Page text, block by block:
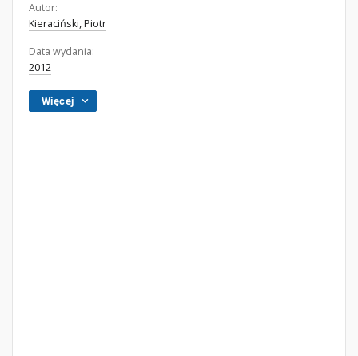
Autor:
Kieraciński, Piotr
Data wydania:
2012
Więcej